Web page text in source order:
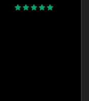
a nuestras